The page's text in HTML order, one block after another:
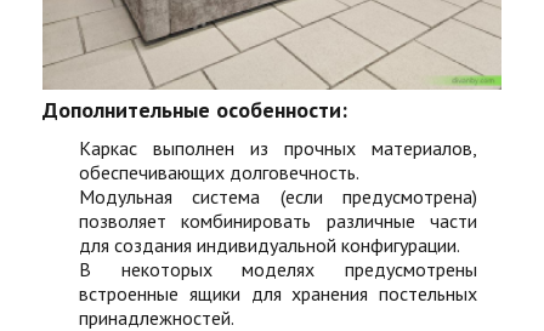
Дополнительные особенности:
Каркас выполнен из прочных материалов,
обеспечивающих долговечность.
Модульная система (если предусмотрена)
позволяет комбинировать различные части
для создания индивидуальной конфигурации.
В некоторых моделях предусмотрены
встроенные ящики для хранения постельных
принадлежностей.